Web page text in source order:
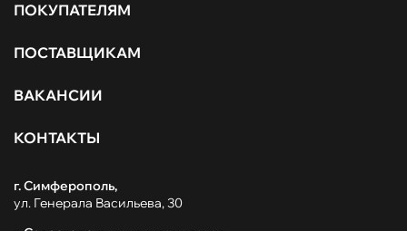
ПОКУПАТЕЛЯМ
ПОСТАВЩИКАМ
ВАКАНСИИ
КОНТАКТЫ
г. Симферополь,
ул. Генерала Васильева, 30